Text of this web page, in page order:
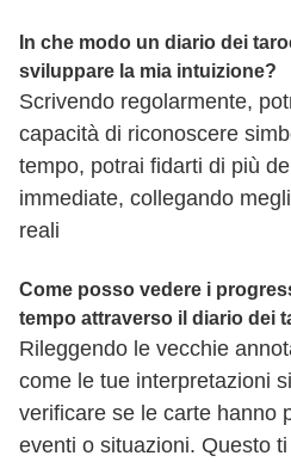
In che modo un diario dei
sviluppare la mia intuizione?
Scrivendo regolarmente,
capacità di riconoscere
tempo, potrai fidarti di più
immediate, collegando
reali
Come posso vedere i
tempo attraverso il diario dei
Rileggendo le vecchie
come le tue interpretazioni
verificare se le carte hanno
eventi o situazioni. Questo